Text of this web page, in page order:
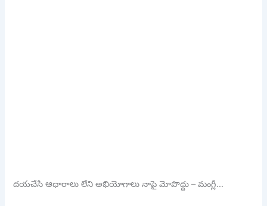
దయచేసి ఆధారాలు లేని అభియోగాలు నాపై మోపొద్దు – మంగ్లీ…